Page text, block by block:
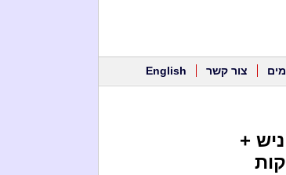
צור קשר English
+